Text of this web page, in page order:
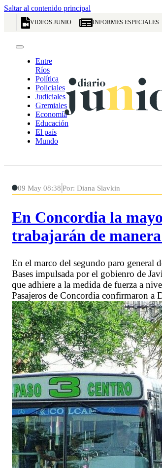
Saltar al contenido principal
VIDEOS JUNIO INFORMES ESPECIALES
Entre
Ríos
Política
Policiales
Judiciales
Gremiales
Economía
Educación
El país
Mundo
09 May 08:38 Por: Diana Slavkin
En Concordia la
trabajarán de
En el marco del segundo paro general
Bases impulsada por el gobienro de
que adhiere a la medida de fuerza a
Pasajeros de Concordia confirmaron